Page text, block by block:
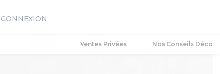
CONNEXION
Ventes Privées Nos Conseils Déco